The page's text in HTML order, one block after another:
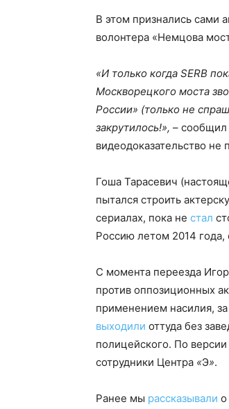
В этом признались сами
волонтера «Немцова
«И только когда SERB
Москворецкого моста
России» (только не
закрутилось!», – сообщил
видеодоказательство не
Гоша Тарасевич
пытался строить
сериалах, пока не стал
Россию летом 2014 года,
С момента переезда
против оппозиционных
применением насилия,
выходили оттуда без
полицейского. По
сотрудники Центра «Э».
Ранее мы рассказывали о